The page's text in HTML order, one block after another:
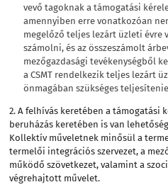
vevő tagoknak a támogatási
amennyiben erre vonatkozóan
megelőző teljes lezárt üzleti évre
számolni, és az összeszámolt
mezőgazdasági tevékenységből
a CSMT rendelkezik teljes lezárt
önmagában szükséges
2. A felhívás keretében a támogatási
beruházás keretében is van
Kollektív műveletnek minősül a
termelői integrációs szervezet, a
működő szövetkezet, valamint a
végrehajtott művelet.